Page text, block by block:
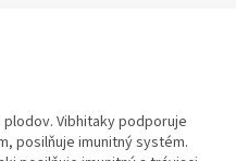
Vibhitaky podporuje
posilňuje imunitný systém.